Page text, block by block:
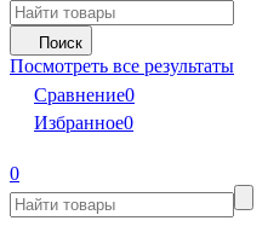
Поиск
Посмотреть все результаты
Сравнение0
Избранное0
0